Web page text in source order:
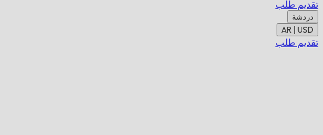
تقديم طلب
دردشة
AR | USD
تقديم طلب